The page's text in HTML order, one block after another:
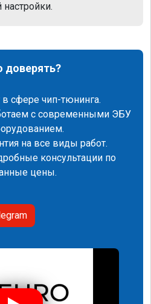
сфере чип-тюнинга.
с современными ЭБУ
на все виды работ.
консультации по
цены.